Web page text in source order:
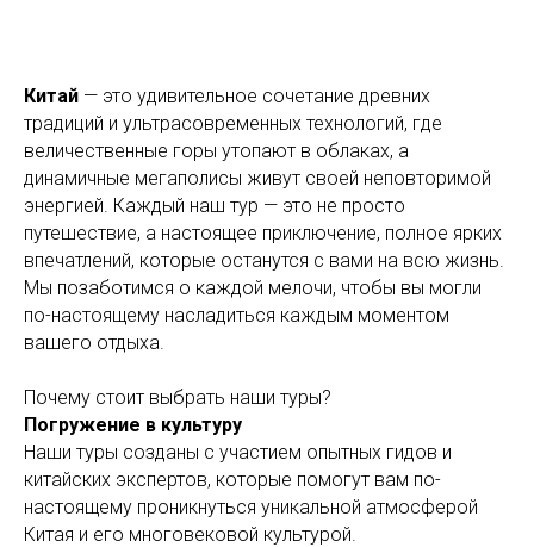
Китай — это удивительное сочетание древних
традиций и ультрасовременных технологий, где
величественные горы утопают в облаках, а
динамичные мегаполисы живут своей неповторимой
энергией. Каждый наш тур — это не просто
путешествие, а настоящее приключение, полное ярких
впечатлений, которые останутся с вами на всю жизнь.
Мы позаботимся о каждой мелочи, чтобы вы могли
по-настоящему насладиться каждым моментом
вашего отдыха.
Почему стоит выбрать наши туры?
Погружение в культуру
Наши туры созданы с участием опытных гидов и
китайских экспертов, которые помогут вам по-
настоящему проникнуться уникальной атмосферой
Китая и его многовековой культурой.